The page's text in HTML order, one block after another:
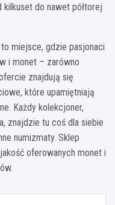
do nawet półtorej
miejsce, gdzie pasjonaci
i monet – zarówno
znajdują się
które upamiętniają
Każdy kolekcjoner,
znajdzie tu coś dla siebie
numizmaty. Sklep
oferowanych monet i